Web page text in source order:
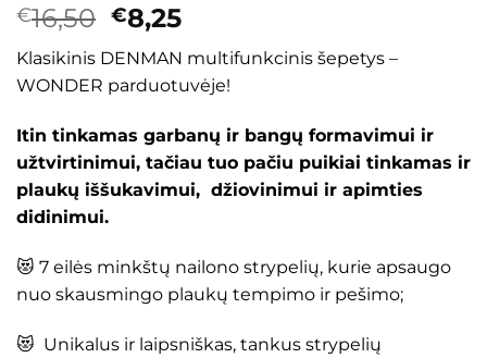
Įvertinimas:
5.00iš 5
įvertinimų:
2
)
€16,50 Original
price
was:
€16,50.
€8,25Current
price
is:
€8,25.
Klasikinis DENMAN multifunkcinis šepetys –
WONDER parduotuvėje!
Itin tinkamas garbanų ir bangų formavimui ir
užtvirtinimui, tačiau tuo pačiu puikiai tinkamas ir
plaukų iššukavimui, džiovinimui ir apimties
didinimui.
😻 7 eilės minkštų nailono strypelių, kurie apsaugo
nuo skausmingo plaukų tempimo ir pešimo;
😻 Unikalus ir laipsniškas, tankus strypelių